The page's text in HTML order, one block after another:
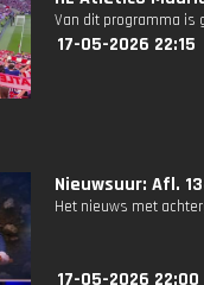
Van dit programma is
17-05-2026 22:15
Nieuwsuur: Afl.
Het nieuws met
17-05-2026 22:00